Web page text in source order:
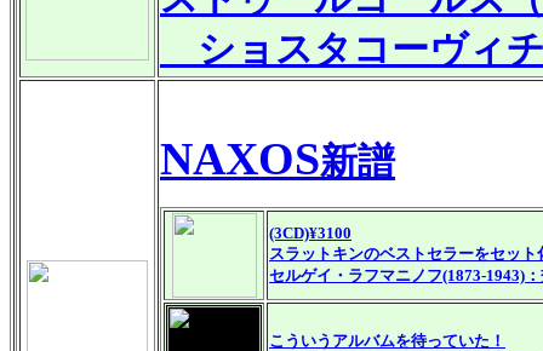
ショスタコーヴィ
NAXOS新譜
(3CD)¥3100
スラットキンのベストセラーをセット
セルゲイ・ラフマニノフ(1873-1943)
こういうアルバムを待っていた！